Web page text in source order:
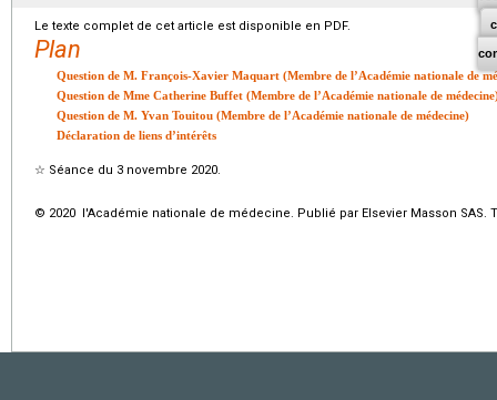
Le texte complet de cet article est disponible en PDF.
Plan
Question de M. François-Xavier Maquart (Membre de l’Académie nationale de
Question de Mme Catherine Buffet (Membre de l’Académie nationale de
Question de M. Yvan Touitou (Membre de l’Académie nationale de médecine)
Déclaration de liens d’intérêts
☆ Séance du 3 novembre 2020.
© 2020 l'Académie nationale de médecine. Publié par Elsevier Masson SAS.